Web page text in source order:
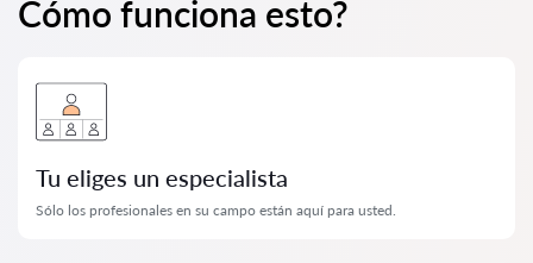
Cómo funciona esto?
Tu eliges un especialista
Sólo los profesionales en su campo están aquí para usted.